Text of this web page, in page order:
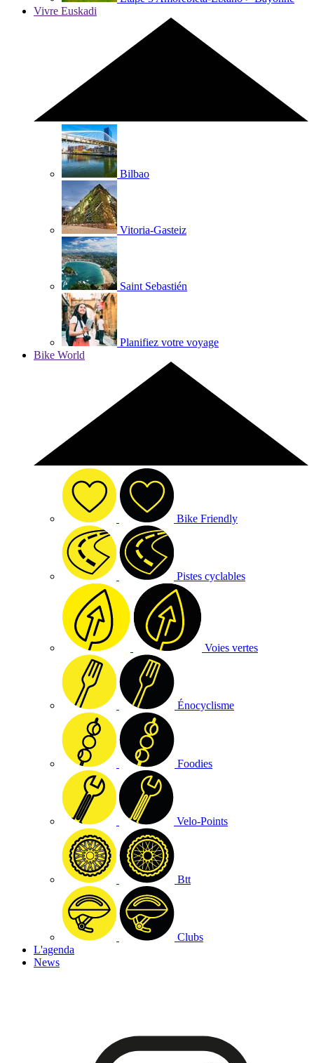
Vivre Euskadi
Bilbao
Vitoria-Gasteiz
Saint Sebastién
Planifiez votre voyage
Bike World
Bike Friendly
Pistes cyclables
Voies vertes
Énocyclisme
Foodies
Velo-Points
Btt
Clubs
L'agenda
News